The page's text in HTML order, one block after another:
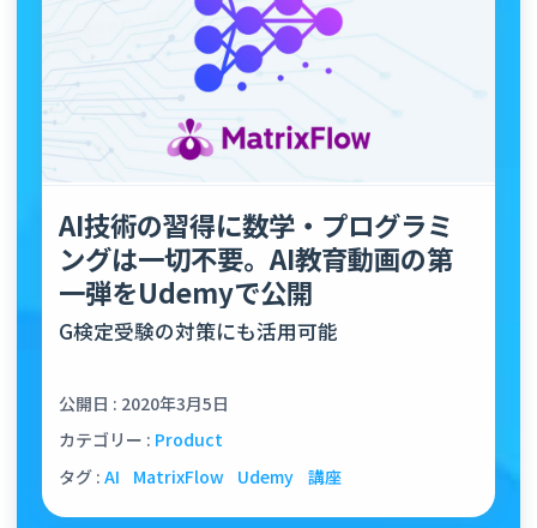
AI技術の習得に数学・プログラミ
ングは一切不要。AI教育動画の第
一弾をUdemyで公開
G検定受験の対策にも活用可能
公開日 : 2020年3月5日
カテゴリー : Product
タグ : AI MatrixFlow Udemy 講座